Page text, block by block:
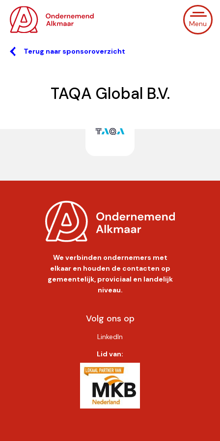
Menu
Terug naar sponsoroverzicht
TAQA Global B.V.
We verbinden ondernemers met
elkaar en houden de contacten op
gemeentelijk, proviciaal en landelijk
niveau.
Volg ons op
LinkedIn
Lid van: